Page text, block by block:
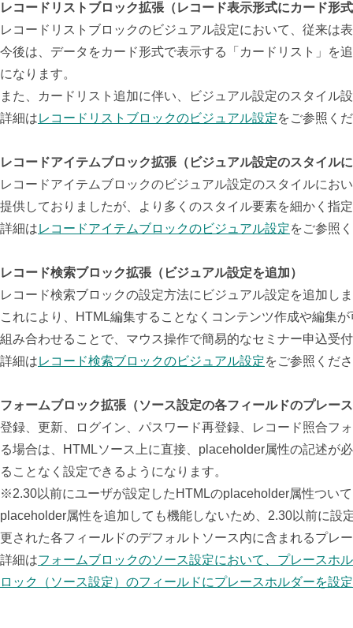
レコードリストブロック拡張（レコード表示形式にカード形
レコードリストブロックのビジュアル設定において、従来は
今後は、データをカード形式で表示する「カードリスト」を
になります。
また、カードリスト追加に伴い、ビジュアル設定のスタイル
詳細はレコードリストブロックのビジュアル設定をご参照く
レコードアイテムブロック拡張（ビジュアル設定のスタイル
レコードアイテムブロックのビジュアル設定のスタイルにお
提供しておりましたが、より多くのスタイル要素を細かく指
詳細はレコードアイテムブロックのビジュアル設定をご参照
レコード検索ブロック拡張（ビジュアル設定を追加）
レコード検索ブロックの設定方法にビジュアル設定を追加し
これにより、HTML編集することなくコンテンツ作成や編集
組み合わせることで、マウス操作で簡易的なセミナー申込受
詳細はレコード検索ブロックのビジュアル設定をご参照くだ
フォームブロック拡張（ソース設定の各フィールドのプレー
登録、更新、ログイン、パスワード再登録、レコード照合フ
る場合は、HTMLソース上に直接、placeholder属性の記述が
ることなく設定できるようになります。
※2.30以前にユーザが設定したHTMLのplaceholder属性つい
placeholder属性を追加しても機能しないため、2.30以前に
更された各フィールドのデフォルトソース内に含まれるプレ
詳細はフォームブロックのソース設定において、プレースホ
ロック（ソース設定）のフィールドにプレースホルダーを設